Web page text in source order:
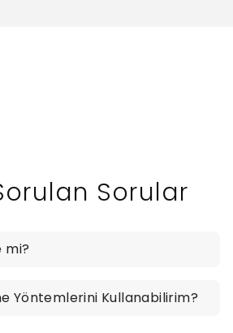
Sorular
mi?
Yöntemlerini Kullanabilirim?